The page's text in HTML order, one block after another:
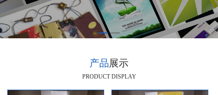
产品展示
PRODUCT DISPLAY